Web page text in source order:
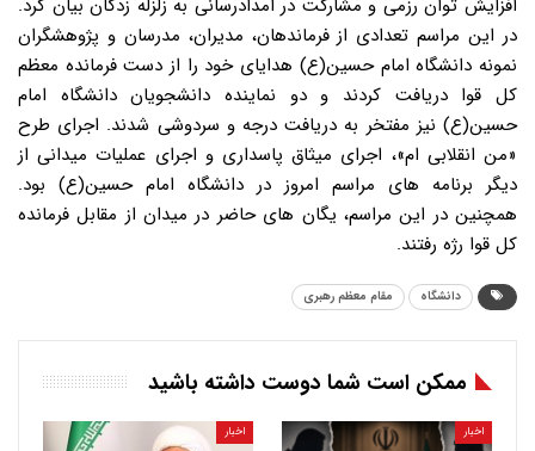
افزایش توان رزمی و مشارکت در امدادرسانی به زلزله زدگان بیان کرد.
در این مراسم تعدادی از فرماندهان، مدیران، مدرسان و پژوهشگران
نمونه دانشگاه امام حسین(ع) هدایای خود را از دست فرمانده معظم
کل قوا دریافت کردند و دو نماینده دانشجویان دانشگاه امام
حسین(ع) نیز مفتخر به دریافت درجه و سردوشی شدند. اجرای طرح
«من انقلابی ام»، اجرای میثاق پاسداری و اجرای عملیات میدانی از
دیگر برنامه های مراسم امروز در دانشگاه امام حسین(ع) بود.
همچنین در این مراسم، یگان های حاضر در میدان از مقابل فرمانده
کل قوا رژه رفتند.
دانشگاه مقام معظم رهبری
ممکن است شما دوست داشته باشید
اخبار اخبار